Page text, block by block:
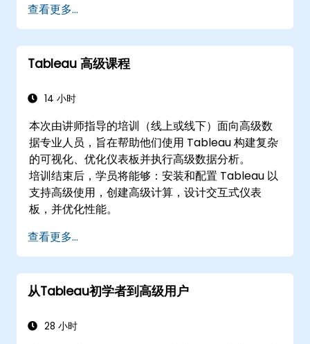
创建计算栏位并执行操作以动态操作和分析数
据。
将准备好的数据发布并更新到 Tableau
Server 或 Tableau Online，从而启用自动更
使用地理数据创建基本和高级地图，包括著色
通过创建互动式、详细的地理可视化，应用地
图技术来解决实际业务问题。
查看更多...
Tableau 高级课程
14 小时
本次由讲师指导的培训（线上或线下）面向高级数
据专业人员，旨在帮助他们使用 Tableau 构建复杂
的可视化、优化仪表板并执行高级数据分析。
培训结束后，学员将能够：安装和配置 Tableau 以
支持高级使用，创建高级计算，设计交互式仪表
板，并优化性能。
查看更多...
从Tableau初学者到高级用户
28 小时